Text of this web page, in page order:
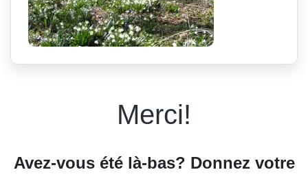
Merci!
Avez-vous été là-bas? Donnez votre